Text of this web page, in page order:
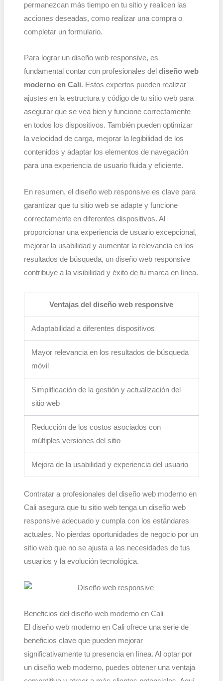
permanezcan más tiempo en tu sitio y realicen las
acciones deseadas, como realizar una compra o
completar un formulario.
Para lograr un diseño web responsive, es
fundamental contar con profesionales del diseño web
moderno en Cali. Estos expertos pueden realizar
ajustes en la estructura y código de tu sitio web para
asegurar que se vea bien y funcione correctamente
en todos los dispositivos. También pueden optimizar
la velocidad de carga, mejorar la legibilidad de los
contenidos y adaptar los elementos de navegación
para una experiencia de usuario fluida y eficiente.
En resumen, el diseño web responsive es clave para
garantizar que tu sitio web se adapte y funcione
correctamente en diferentes dispositivos. Al
proporcionar una experiencia de usuario excepcional,
mejorar la usabilidad y aumentar la relevancia en los
resultados de búsqueda, un diseño web responsive
contribuye a la visibilidad y éxito de tu marca en línea.
Ventajas del diseño web responsive
Adaptabilidad a diferentes dispositivos
Mayor relevancia en los resultados de búsqueda
móvil
Simplificación de la gestión y actualización del
sitio web
Reducción de los costos asociados con
múltiples versiones del sitio
Mejora de la usabilidad y experiencia del usuario
Contratar a profesionales del diseño web moderno en
Cali asegura que tu sitio web tenga un diseño web
responsive adecuado y cumpla con los estándares
actuales. No pierdas oportunidades de negocio por un
sitio web que no se ajusta a las necesidades de tus
usuarios y la evolución tecnológica.
Beneficios del diseño web moderno en Cali
El diseño web moderno en Cali ofrece una serie de
beneficios clave que pueden mejorar
significativamente tu presencia en línea. Al optar por
un diseño web moderno, puedes obtener una ventaja